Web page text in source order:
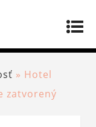
» Hotel
zatvorený